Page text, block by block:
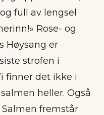
full av lengsel
Rose- og
Høysang er
strofen i
finner det ikke i
heller. Også
fremstår